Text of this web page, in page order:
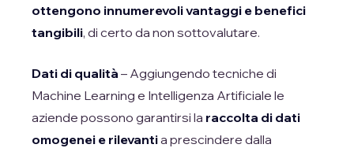
ottengono innumerevoli vantaggi e benefici
tangibili, di certo da non sottovalutare.
Dati di qualità – Aggiungendo tecniche di
Machine Learning e Intelligenza Artificiale le
aziende possono garantirsi la raccolta di dati
omogenei e rilevantia prescindere dalla